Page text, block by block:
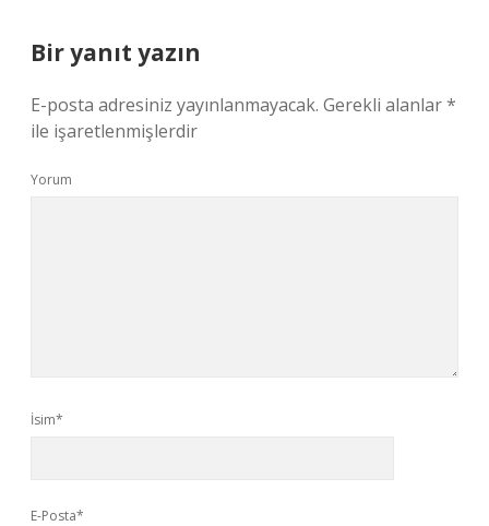
Bir yanıt yazın
E-posta adresiniz yayınlanmayacak. Gerekli alanlar*
ile işaretlenmişlerdir
Yorum
İsim*
E-Posta*